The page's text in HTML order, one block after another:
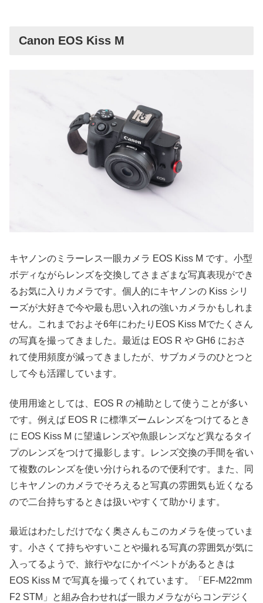
Canon EOS Kiss M
キヤノンのミラーレス一眼カメラ EOS Kiss M です。小型
ボディながらレンズを交換してさまざまな写真表現ができ
るお気に入りカメラです。個人的にキヤノンの Kiss シリ
ーズが大好きで今や最も思い入れの強いカメラかもしれま
せん。これまでおよそ6年にわたりEOS Kiss Mでたくさん
の写真を撮ってきました。最近は EOS R や GH6 におさ
れて使用頻度が減ってきましたが、サブカメラのひとつと
して今も活躍しています。
使用用途としては、EOS R の補助として使うことが多い
です。例えば EOS R に標準ズームレンズをつけてるとき
に EOS Kiss M に望遠レンズや魚眼レンズなど異なるタイ
プのレンズをつけて撮影します。レンズ交換の手間を省い
て複数のレンズを使い分けられるので便利です。また、同
じキヤノンのカメラでそろえると写真の雰囲気も近くなる
ので二台持ちするときは扱いやすくて助かります。
最近はわたしだけでなく奥さんもこのカメラを使っていま
す。小さくて持ちやすいことや撮れる写真の雰囲気が気に
入ってるようで、旅行やなにかイベントがあるときは
EOS Kiss M で写真を撮ってくれています。「EF-M22mm
F2 STM」と組み合わせれば一眼カメラながらコンデジく